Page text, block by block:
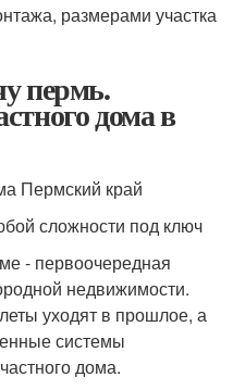
размерами участка
пермь.
дома в
Пермский край
сложности под ключ
- первоочередная
недвижимости.
уходят в прошлое, а
системы
дома.